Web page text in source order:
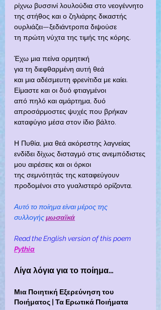
ρίχνω βυσσινί λουλούδια στο νεογέννητο
της στήθος και ο ζηλιάρης δικαστής
ουρλιάζει—ξεδιάντροπα διψούσε
τη πρώτη νύχτα της τιμής της κόρης.
Έχω μια πείνα ορμητική
για τη διεφθαρμένη αυτή θεά
και μια αδέσμευτη φρενίτιδα με καίει.
Είμαστε και οι δυό φτιαγμένοι
από πηλό και αμάρτημα, δυό
απροσάρμοστες ψυχές που βρήκαν
καταφύγιο μέσα στον ίδιο βάλτο.
Η Πυθία, μια θεά ακόρεστης λαγνείας
ενδίδει δίχως δισταγμό στις ανεμπόδιστες
μου αιρέσεις και οι όρκοι
της σεμνότητάς της καταφεύγουν
προδομένοι στο γυαλιστερό ορίζοντα.
Αυτό το ποίημα είναι μέρος της
συλλογήςμωσαϊκά
Read the English version of this poem
Pythia
Λίγα λόγια για το ποίημα…
Μια Ποιητική Εξερεύνηση του
Ποιήματος | Τα Ερωτικά Ποιήματα